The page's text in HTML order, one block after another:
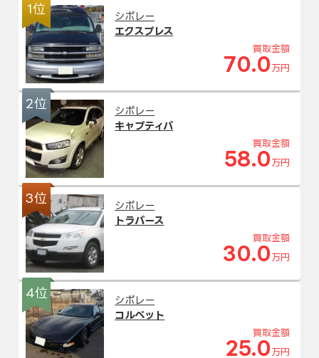
1位
シボレー
エクスプレス
買取金額
70.0 万円
2位
シボレー
キャプティバ
買取金額
58.0 万円
3位
シボレー
トラバース
買取金額
30.0 万円
4位
シボレー
コルベット
買取金額
25.0 万円